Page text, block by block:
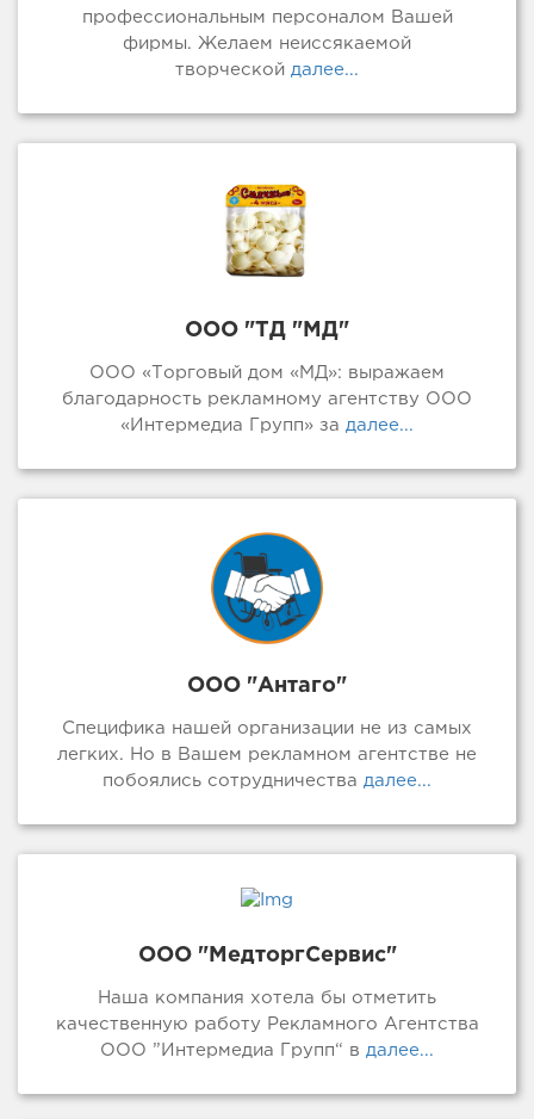
профессиональным персоналом Вашей
фирмы. Желаем неиссякаемой
творческой далее...
ООО "ТД "МД"
ООО «Торговый дом «МД»: выражаем
благодарность рекламному агентству ООО
«Интермедиа Групп» за далее...
ООО "Антаго"
Специфика нашей организации не из самых
легких. Но в Вашем рекламном агентстве не
побоялись сотрудничества далее...
ООО "МедторгСервис"
Наша компания хотела бы отметить
качественную работу Рекламного Агентства
ООО ”Интермедиа Групп“ в далее...